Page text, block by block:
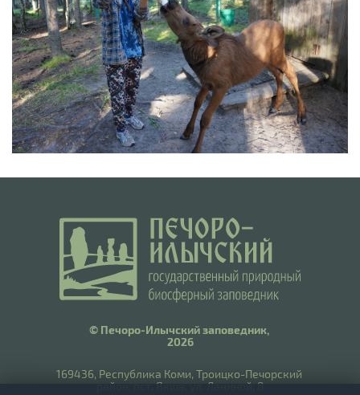
© Печоро-Илычский заповедник,
2026
169436, Республика Коми, Троицко-Печорский
район, пст. Якша, ул. Ланиной, 8